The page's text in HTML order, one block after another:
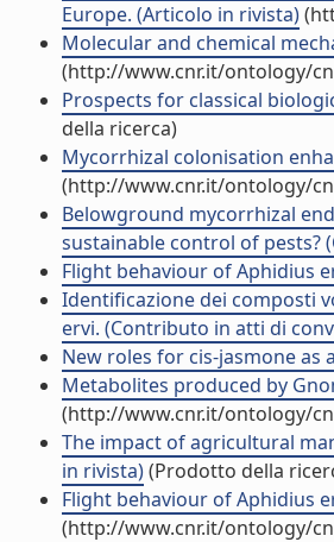
Europe. (Articolo in rivista)
Molecular and chemical
(http://www.cnr.it/ontology/
Prospects for classical
della ricerca)
Mycorrhizal colonisation
(http://www.cnr.it/ontology/
Belowground mycorrhizal
sustainable control of pests?
Flight behaviour of Aphidius
Identificazione dei composti
ervi. (Contributo in atti di
New roles for cis-jasmone as
Metabolites produced by
(http://www.cnr.it/ontology/
The impact of agricultural
in rivista)(Prodotto della
Flight behaviour of Aphidius
(http://www.cnr.it/ontology/